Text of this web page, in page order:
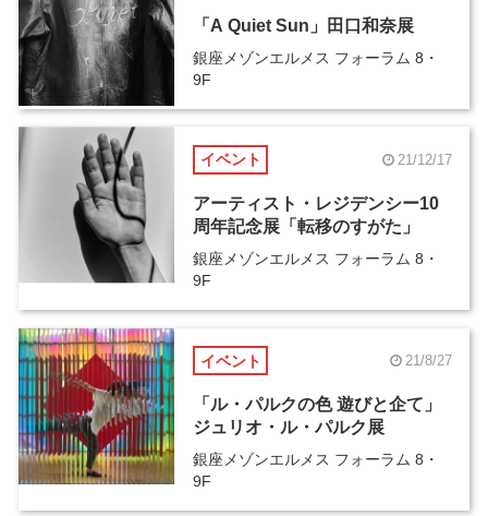
「A Quiet Sun」田口和奈展
銀座メゾンエルメス フォーラム 8・
9F
イベント 21/12/17
アーティスト・レジデンシー10
周年記念展「転移のすがた」
銀座メゾンエルメス フォーラム 8・
9F
イベント 21/8/27
「ル・パルクの色 遊びと企て」
ジュリオ・ル・パルク展
銀座メゾンエルメス フォーラム 8・
9F